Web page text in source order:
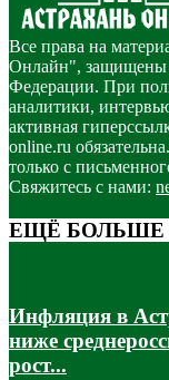
Все права на
Онлайн", защищены
Федерации. При
аналитики,
активная
online.ru
только с
Свяжитесь с нами:
ЕЩЁ БОЛЬШЕ
Инфляция в
ниже
рост...